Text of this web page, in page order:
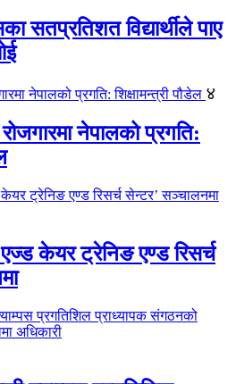
सतप्रतिशत विद्यार्थीले पाए
४
रोजगारमा नेपालको प्रगति:
एज्ड केयर ट्रेनिङ एण्ड रिसर्च